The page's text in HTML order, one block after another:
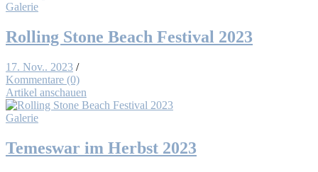
Galerie
Rol­ling Stone Beach Fes­ti­val 2023
17. Nov.. 2023 /
Kommentare (0)
Artikel anschauen
Galerie
Te­mes­war im Herbst 2023